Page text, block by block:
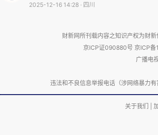
二、安全是不可穷尽的。
在现实生产、生活中，安全从来都
中，安全都会向需求、成本甚至方便
车。为了旅游、出差，会坐飞机，这肯
所以，安全和方便的边界需要各方
2025-12-16 14:28 · 四川
财新网所刊载内容之知识产权为财
京ICP证090880号 京ICP
广播电
违法和不良信息举报电话（涉网络暴力
关于我们